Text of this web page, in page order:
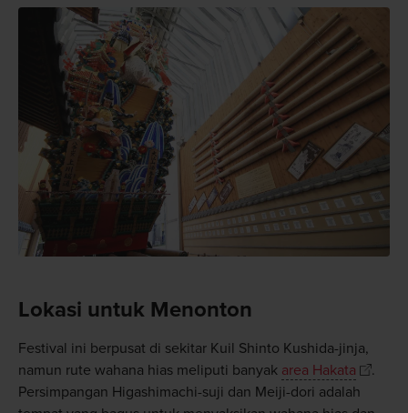
Lokasi untuk Menonton
Festival ini berpusat di sekitar Kuil Shinto Kushida-jinja,
namun rute wahana hias meliputi banyak area Hakata
.
Persimpangan Higashimachi-suji dan Meiji-dori adalah